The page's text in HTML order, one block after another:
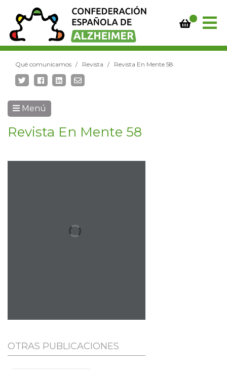
Qué comunicamos Revista Revista En Mente 58
Menú
Revista En Mente 58
OTRAS PUBLICACIONES